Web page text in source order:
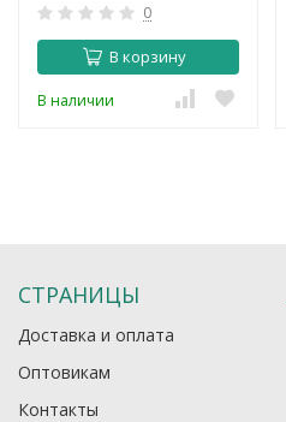
0
В корзину
В наличии
СТРАНИЦЫ
Доставка и оплата
Оптовикам
Контакты